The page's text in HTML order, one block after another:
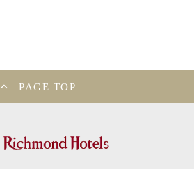
PAGE TOP